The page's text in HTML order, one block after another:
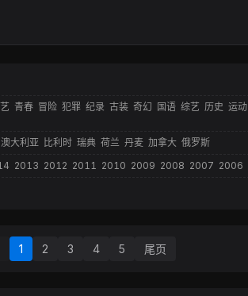
青春 冒险 犯罪 纪录 古装 奇幻 国语 综艺 历史 运动
澳大利亚 比利时 瑞典 荷兰 丹麦 加拿大 俄罗斯
2013 2012 2011 2010 2009 2008 2007 2006
1 2 3 4 5 尾页